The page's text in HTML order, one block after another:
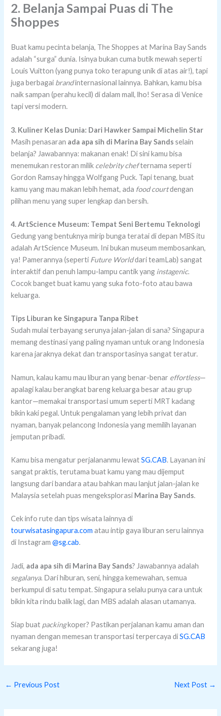
2. Belanja Sampai Puas di The
Shoppes
Buat kamu pecinta belanja, The Shoppes at Marina Bay Sands
adalah “surga” dunia. Isinya bukan cuma butik mewah seperti
Louis Vuitton (yang punya toko terapung unik di atas air!), tapi
juga berbagai brandinternasional lainnya. Bahkan, kamu bisa
naik sampan (perahu kecil) di dalam mall, lho! Serasa di Venice
tapi versi modern.
3. Kuliner Kelas Dunia: Dari Hawker Sampai Michelin Star
Masih penasaran ada apa sih di Marina Bay Sandsselain
belanja? Jawabannya: makanan enak! Di sini kamu bisa
menemukan restoran milik celebrity chefternama seperti
Gordon Ramsay hingga Wolfgang Puck. Tapi tenang, buat
kamu yang mau makan lebih hemat, ada food courtdengan
pilihan menu yang super lengkap dan bersih.
4. ArtScience Museum: Tempat Seni Bertemu Teknologi
Gedung yang bentuknya mirip bunga teratai di depan MBS itu
adalah ArtScience Museum. Ini bukan museum membosankan,
ya! Pamerannya (seperti Future Worlddari teamLab) sangat
interaktif dan penuh lampu-lampu cantik yang instagenic.
Cocok banget buat kamu yang suka foto-foto atau bawa
keluarga.
Tips Liburan ke Singapura Tanpa Ribet
Sudah mulai terbayang serunya jalan-jalan di sana? Singapura
memang destinasi yang paling nyaman untuk orang Indonesia
karena jaraknya dekat dan transportasinya sangat teratur.
Namun, kalau kamu mau liburan yang benar-benar effortless—
apalagi kalau berangkat bareng keluarga besar atau grup
kantor—memakai transportasi umum seperti MRT kadang
bikin kaki pegal. Untuk pengalaman yang lebih privat dan
nyaman, banyak pelancong Indonesia yang memilih layanan
jemputan pribadi.
Kamu bisa mengatur perjalananmu lewat SG.CAB. Layanan ini
sangat praktis, terutama buat kamu yang mau dijemput
langsung dari bandara atau bahkan mau lanjut jalan-jalan ke
Malaysia setelah puas mengeksplorasi Marina Bay Sands.
Cek info rute dan tips wisata lainnya di
tourwisatasingapura.com atau intip gaya liburan seru lainnya
di Instagram @sg.cab.
Jadi, ada apa sih di Marina Bay Sands? Jawabannya adalah
segalanya. Dari hiburan, seni, hingga kemewahan, semua
berkumpul di satu tempat. Singapura selalu punya cara untuk
bikin kita rindu balik lagi, dan MBS adalah alasan utamanya.
Siap buat packingkoper? Pastikan perjalanan kamu aman dan
nyaman dengan memesan transportasi terpercaya di SG.CAB
sekarang juga!
← Previous Post Next Post →